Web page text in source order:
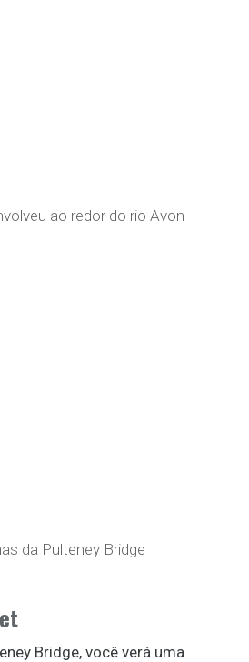
ao redor do rio Avon
da Pulteney Bridge
Bridge, você verá uma